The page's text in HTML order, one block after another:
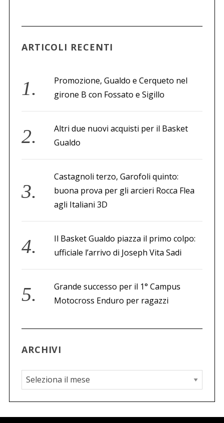
ARTICOLI RECENTI
Promozione, Gualdo e Cerqueto nel
girone B con Fossato e Sigillo
Altri due nuovi acquisti per il Basket
Gualdo
Castagnoli terzo, Garofoli quinto:
buona prova per gli arcieri Rocca Flea
agli Italiani 3D
Il Basket Gualdo piazza il primo colpo:
ufficiale l’arrivo di Joseph Vita Sadi
Grande successo per il 1° Campus
Motocross Enduro per ragazzi
ARCHIVI
A
r
c
h